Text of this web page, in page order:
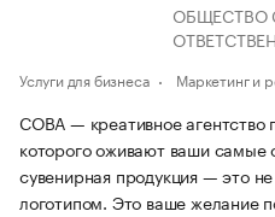
ОБЩЕСТВО
Услуги для бизнеса Маркетинг и
СОВА — креативное агентство
которого оживают ваши
сувенирная продукция — это
логотипом. Это ваше желание